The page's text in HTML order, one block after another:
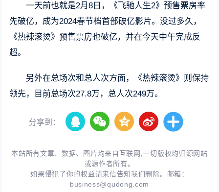
一天前也就是2月8日，《飞驰人生2》预售票房率
先破亿，成为2024春节档首部破亿影片。没过多久，
《热辣滚烫》预售票房也破亿，并在今天中午完成反
超。
另外在总场次和总人次方面，《热辣滚烫》则保持
领先，目前总场次27.8万，总人次249万。
分享到：
本站所有文章、数据、图片均来自互联网,一切版权均归源网站
或源作者所有。
如果侵犯了你的权益请来信告知我们删除。邮箱：
business@qudong.com